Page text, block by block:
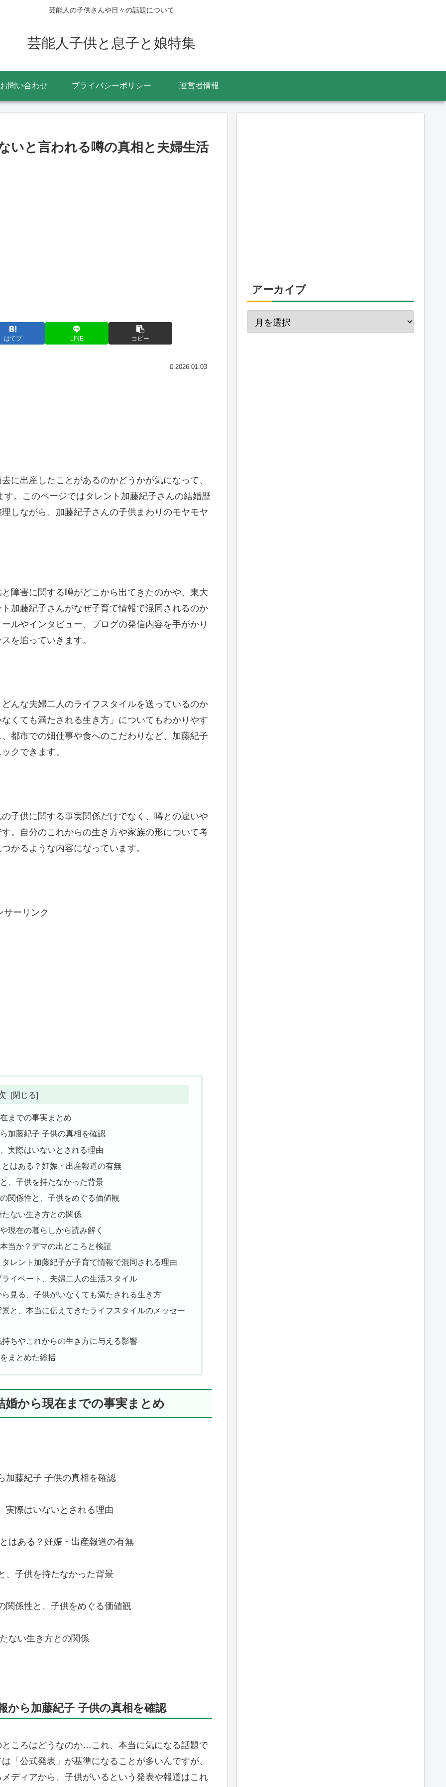
芸能人の子供さんや日々の話題について
芸能人子供と息子と娘特集
お問い合わせ プライバシーポリシー 運営者情報
いと言われる噂の真相と夫婦生活
はてブ LINE コピー
2026.01.03
に出産したことがあるのかどうかが気になって、
。このページではタレント加藤紀子さんの結婚歴
しながら、加藤紀子さんの子供まわりのモヤモヤ
障害に関する噂がどこから出てきたのかや、東大
加藤紀子さんがなぜ子育て情報で混同されるのか
ルやインタビュー、ブログの発信内容を手がかり
を追っていきます。
んな夫婦二人のライフスタイルを送っているのか
くても満たされる生き方」についてもわかりやす
都市での畑仕事や食へのこだわりなど、加藤紀子
クできます。
子供に関する事実関係だけでなく、噂との違いや
。自分のこれからの生き方や家族の形について考
かるような内容になっています。
サーリンク
までの事実まとめ
加藤紀子 子供の真相を確認
実際はいないとされる理由
はある？妊娠・出産報道の有無
、子供を持たなかった背景
関係性と、子供をめぐる価値観
ない生き方との関係
現在の暮らしから読み解く
当か？デマの出どころと検証
レント加藤紀子が子育て情報で混同される理由
イベート、夫婦二人の生活スタイル
見る、子供がいなくても満たされる生き方
と、本当に伝えてきたライフスタイルのメッセー
ちやこれからの生き方に与える影響
まとめた総括
から現在までの事実まとめ
加藤紀子 子供の真相を確認
実際はいないとされる理由
はある？妊娠・出産報道の有無
、子供を持たなかった背景
関係性と、子供をめぐる価値観
ない生き方との関係
から加藤紀子 子供の真相を確認
ころはどうなのか…これ、本当に気になる話題で
「公式発表」が基準になることが多いんですが、
ディアから、子供がいるという発表や報道はこれ
アーカイブ